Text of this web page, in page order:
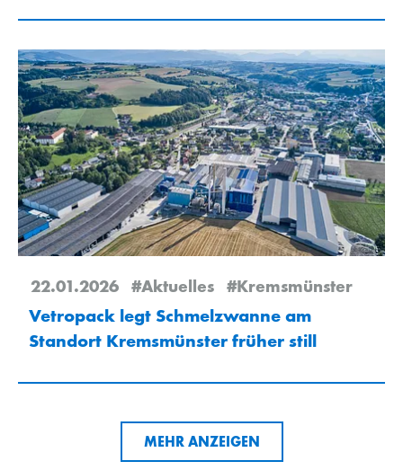
22.01.2026 #Aktuelles #Kremsmünster
Vetropack legt Schmelzwanne am
Standort Kremsmünster früher still
MEHR ANZEIGEN